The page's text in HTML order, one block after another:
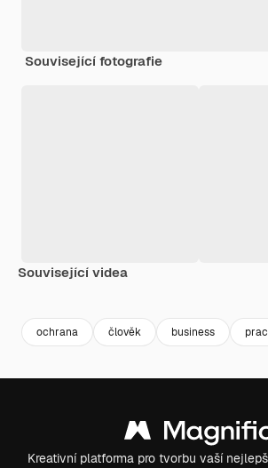
Související fotografie
Související videa
ochrana člověk business
Kreativní platforma pro tvorbu vaší